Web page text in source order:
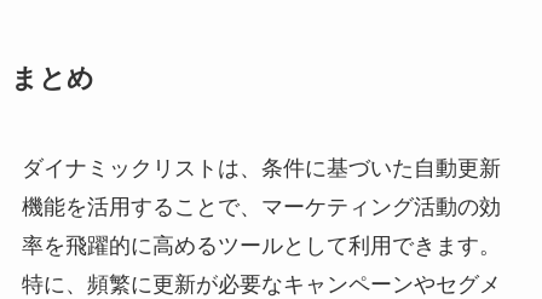
まとめ
ダイナミックリストは、条件に基づいた自動更新
機能を活用することで、マーケティング活動の効
率を飛躍的に高めるツールとして利用できます。
特に、頻繁に更新が必要なキャンペーンやセグメ